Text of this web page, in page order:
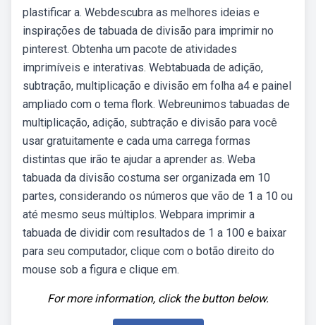
plastificar a. Webdescubra as melhores ideias e
inspirações de tabuada de divisão para imprimir no
pinterest. Obtenha um pacote de atividades
imprimíveis e interativas. Webtabuada de adição,
subtração, multiplicação e divisão em folha a4 e painel
ampliado com o tema flork. Webreunimos tabuadas de
multiplicação, adição, subtração e divisão para você
usar gratuitamente e cada uma carrega formas
distintas que irão te ajudar a aprender as. Weba
tabuada da divisão costuma ser organizada em 10
partes, considerando os números que vão de 1 a 10 ou
até mesmo seus múltiplos. Webpara imprimir a
tabuada de dividir com resultados de 1 a 100 e baixar
para seu computador, clique com o botão direito do
mouse sob a figura e clique em.
For more information, click the button below.